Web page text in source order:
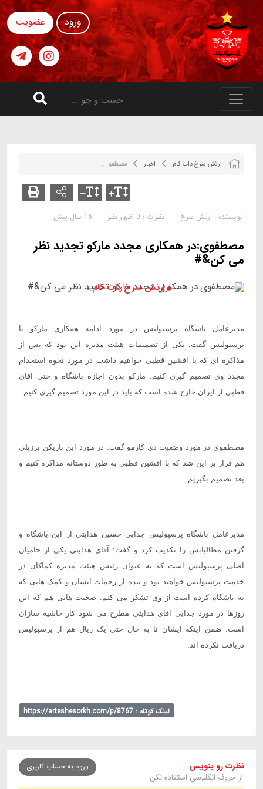
ورود عضویت
ارتش سرخ دات کام اخبار مصطفو ...
نویسنده : ارتش سرخ - نظرات : 0 اظهار نظر - 16 سال پیش
مصطفوی:در همکاری مجدد مارکو تجدید نظر
می کن&#
ارتش سرخ دات کام :
مدیرعامل باشگاه پرسپولیس در مورد ادامه همکاری مارکو با
پرسپولیس گفت: یکی از تصمیمات هیئت مدیره این بود که پس از
مذاکره ای که با افشین قطبی خواهیم داشت در مورد نحوه استخدام
مجدد وی تصمیم گیری کنیم. مارکو بدون اجازه باشگاه و حتی آقای
قطبی از ایران خارج شده است که باید در این مورد تصمیم گیری کنیم.
مصطفوی در مورد وضعیت دی کارمو گفت: در مورد این بازیکن برزیلی
هم قرار بر این شد که با افشین قطبی به طور دوستانه مذاکره کنیم و
بعد تصمیم بگیریم.
مدیرعامل باشگاه پرسپولیس جدایی حسین هدایتی از این باشگاه و
گرفتن مطالباتش را تکذیب کرد و گفت: آقای هدایتی یکی از حامیان
اصلی پرسپولیس است که به عنوان رئیس هیئت مدیره کماکان در
خدمت پرسپولیس خواهند بود و بنده از زحمات ایشان و کمک هایی که
به باشگاه کرده است از وی تشکر می کنم. صحبت هایی هم که این
روزها در مورد جدایی آقای هدایتی مطرح می شود کار حاشیه سازان
است. ضمن اینکه ایشان تا به حال حتی یک ریال هم از پرسپولیس
دریافت نکرده اند.
لینک کوتاه : https://arteshesorkh.com/p/8767
نظرت رو بنویس
از حروف انگلیسی استفاده نکن
ورود به حساب کاربری